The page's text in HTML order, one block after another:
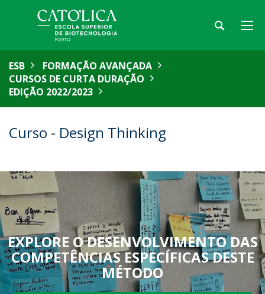
ESB
FORMAÇÃO AVANÇADA
CURSOS DE CURTA DURAÇÃO
EDIÇÃO 2022/2023
Curso - Design Thinking
EXPLORE O DESENVOLVIMENTO DAS
COMPETÊNCIAS ESPECÍFICAS DESTE
MÉTODO